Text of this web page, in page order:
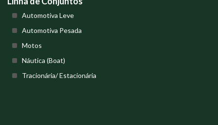
Automotiva Leve
Automotiva Pesada
Motos
Náutica (Boat)
Tracionária/ Estacionária